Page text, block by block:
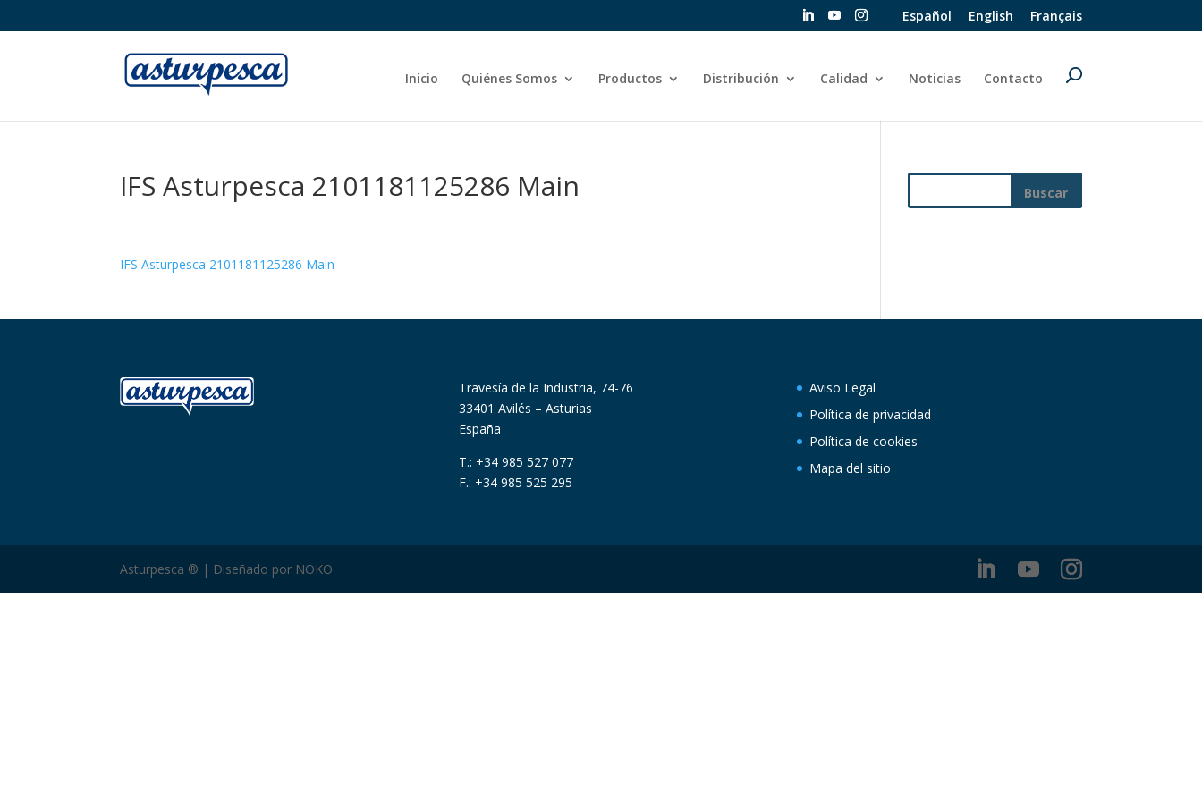
Español English Français
Inicio Quiénes Somos Productos Distribución Calidad Noticias Contacto
IFS Asturpesca 2101181125286 Main
IFS Asturpesca 2101181125286 Main
Travesía de la Industria, 74-76
33401 Avilés – Asturias
España
T.: +34 985 527 077
F.: +34 985 525 295
Aviso Legal
Política de privacidad
Política de cookies
Mapa del sitio
Asturpesca ® | Diseñado por NOKO